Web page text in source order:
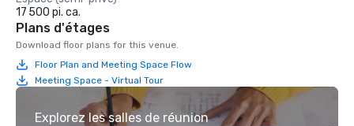
17 500 pi. ca.
Plans d'étages
Download floor plans for this venue.
Floor Plan and Meeting Space Flow
Meeting Space - Virtual Tour
Explorez les salles de réunion